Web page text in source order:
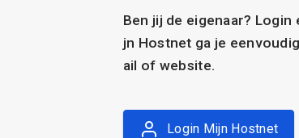
Ben jij de eigenaar?
jn Hostnet ga je
ail of website.
Login Mijn Hostnet